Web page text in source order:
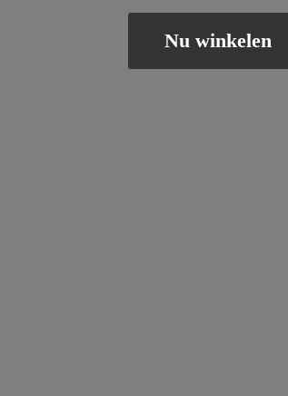
Nu winkelen